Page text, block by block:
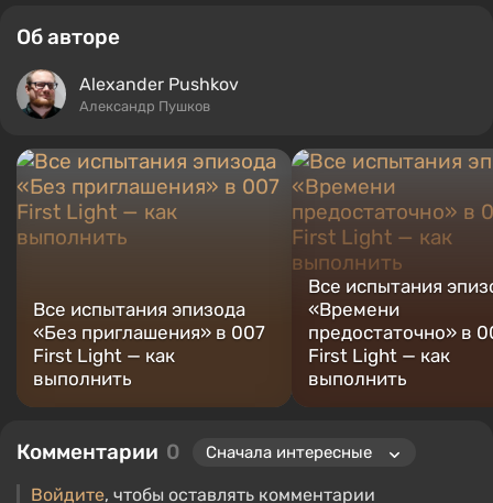
Об авторе
Alexander Pushkov
Александр Пушков
Все испытания эпизода
«Без приглашения» в 007
First Light — как
выполнить
Все испытания
«Времени
предостаточно» в
First Light — как
выполнить
Комментарии 0
Войдите, чтобы оставлять комментарии